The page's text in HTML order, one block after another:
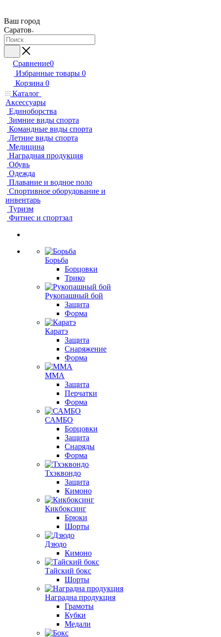
Ваш город
Саратов
Сравнение0
Избранные товары 0
Корзина 0
Каталог
Аксессуары
Единоборства
Зимние виды спорта
Командные виды спорта
Летние виды спорта
Медицина
Наградная продукция
Обувь
Одежда
Плавание и водное поло
Спортивное оборудование и
инвентарь
Туризм
Фитнес и спортзал
Борьба
Борцовки
Трико
Рукопашный бой
Защита
Форма
Каратэ
Защита
Снаряжение
Форма
ММА
Защита
Перчатки
Форма
САМБО
Борцовки
Защита
Снаряды
Форма
Тхэквондо
Защита
Кимоно
Кикбоксинг
Брюки
Шорты
Дзюдо
Кимоно
Тайский бокс
Шорты
Наградна продукция
Грамоты
Кубки
Медали